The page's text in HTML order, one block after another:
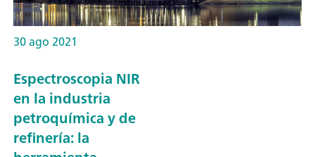
30 ago 2021
Espectroscopia NIR
en la industria
petroquímica y de
refinería: la